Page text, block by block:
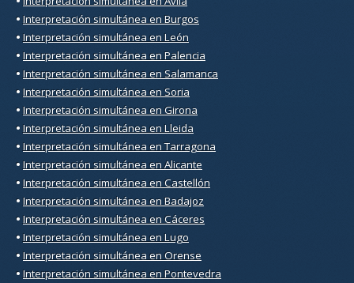
• Interpretación simultánea en Burgos
• Interpretación simultánea en León
• Interpretación simultánea en Palencia
• Interpretación simultánea en Salamanca
• Interpretación simultánea en Soria
• Interpretación simultánea en Girona
• Interpretación simultánea en Lleida
• Interpretación simultánea en Tarragona
• Interpretación simultánea en Alicante
• Interpretación simultánea en Castellón
• Interpretación simultánea en Badajoz
• Interpretación simultánea en Cáceres
• Interpretación simultánea en Lugo
• Interpretación simultánea en Orense
• Interpretación simultánea en Pontevedra